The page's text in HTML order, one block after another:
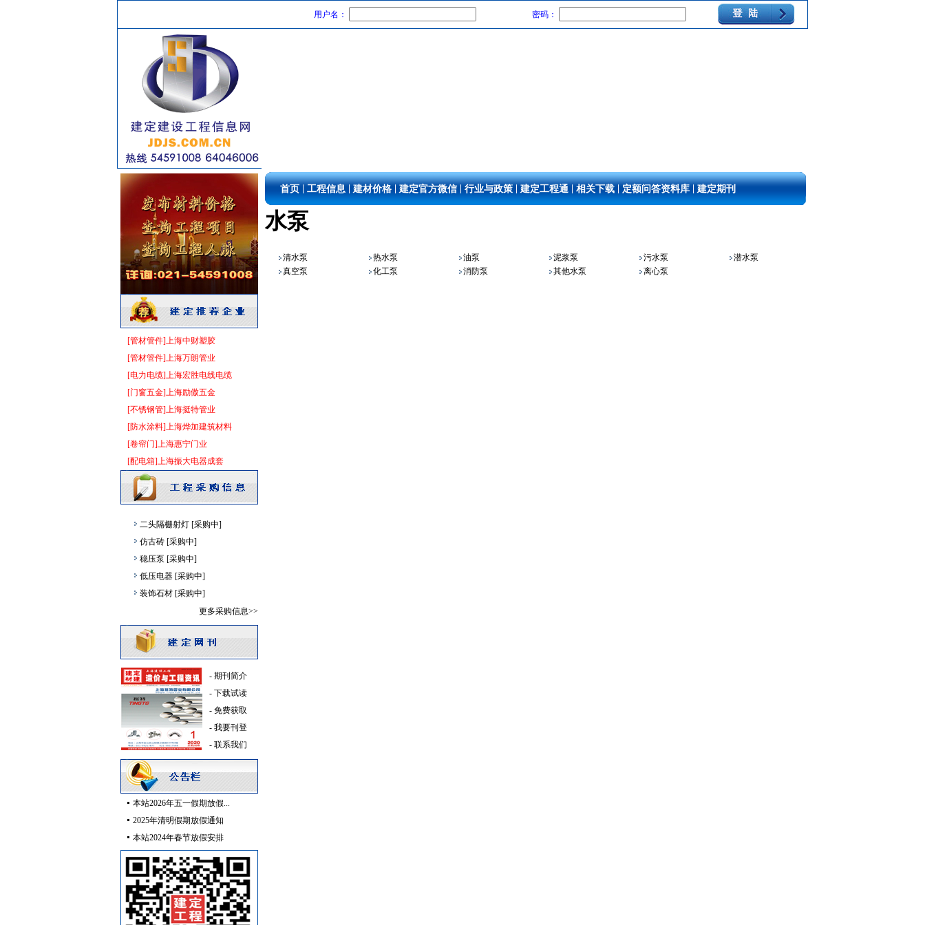
用户名： 密码：
[管材管件]上海中财塑胶
[管材管件]上海万朗管业
[电力电缆]上海宏胜电线电缆
[门窗五金]上海励傲五金
[不锈钢管]上海挺特管业
[防水涂料]上海烨加建筑材料
[卷帘门]上海惠宁门业
[配电箱]上海振大电器成套
门窗玻璃 [采购中]
给排水阀门 [采购中]
通风防排烟 [采购中]
变配电 [采购中]
PVC窗帘 [采购中]
消防稳压泵 [采购中]
室内给排水 [采购中]
外墙装饰 [采购中]
吸顶灯 [采购中]
墙地面砖 [采购中]
电梯工程 [采购中]
玻璃幕墙 [采购中]
二头隔栅射灯 [采购中]
低压配电房
[采购中]
火灾自动报警系统 [采购中]
安全防范 [采购中]
二头隔栅射灯 [采购中]
卫浴洁具 [采购中]
管材管件
[采购中]
给排水系统 [采购中]
简单装修
[采购中]
门窗玻璃
[采购中]
pvc-u排水管 [采购中]
卫生洁具
[采购中]
开关插座 [采购中]
成品楼梯 [采购中]
二头隔栅射灯 [采购中]
照明灯具 [采购中]
二头隔栅射灯 [采购中]
仿古砖 [采购中]
稳压泵 [采购中]
低压电器 [采购中]
装饰石材 [采购中]
[采购中]
管材管件 [采购中]
水泥
[采购中]
照明灯具 [采购中]
照明灯具 [采购中]
铝扣版 [采购中]
防雷接地 [采购中]
变配电 [采购中]
装饰石材 [采购中]
管材管件 [采购中]
吸顶灯
[采购中]
防水防腐 [采购中]
门窗玻璃 [采购中]
管材管件 [采购中]
给排水阀门 [采购中]
通风防排烟 [采购中]
更多采购信息>>
- 期刊简介
- 下载试读
- 免费获取
- 我要刊登
- 联系我们
本站2026年五一假期放假...
2025年清明假期放假通知
本站2024年春节放假安排
首页 工程信息 建材价格 建定官方微信 行业与政策 建定工程通 相关下载 定额问答资料库 建定期刊
水泵
清水泵 热水泵 油泵 泥浆泵 污水泵
潜水泵
真空泵
化工泵 消防泵 其他水泵 离心泵